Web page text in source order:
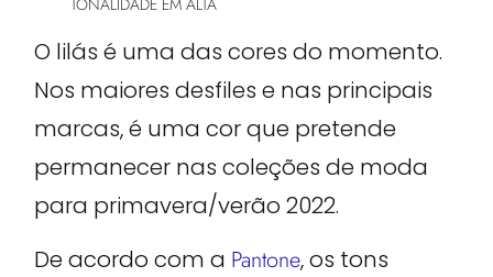
TONALIDADE EM ALTA
O lilás é uma das cores do momento.
Nos maiores desfiles e nas principais
marcas, é uma cor que pretende
permanecer nas coleções de moda
para primavera/verão 2022.
De acordo com a Pantone, os tons